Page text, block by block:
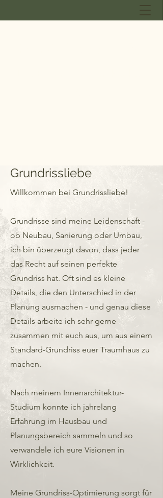
Grundrissliebe
Willkommen bei Grundrissliebe!
Grundrisse sind meine Leidenschaft -
ob Neubau, Sanierung oder Umbau,
ich bin überzeugt davon, dass jeder
das Recht auf seinen perfekte
Grundriss hat. Oft sind es kleine
Details, die den Unterschied in der
Planung ausmachen - und genau diese
Details arbeite ich sehr gerne
zusammen mit euch aus, um aus einem
Standard-Grundriss euer Traumhaus zu
machen.
Nach meinem Innenarchitektur-
Studium konnte ich jahrelang
Erfahrung im Hausbau und
Planungsbereich sammeln und so
verwandele ich eure Visionen in
Wirklichkeit.
Meine Grundriss-Optimierung sorgt für